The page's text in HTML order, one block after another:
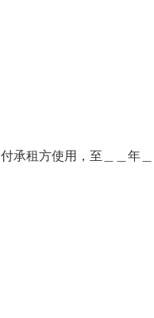
承租方使用，至＿＿年＿